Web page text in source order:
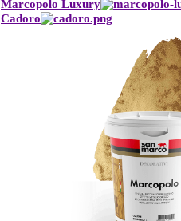
Marcopolo Luxury
Cadoro